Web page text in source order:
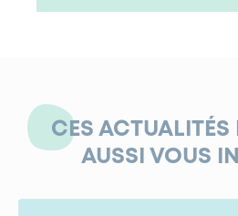
CES ACTUALITÉS
AUSSI VOUS